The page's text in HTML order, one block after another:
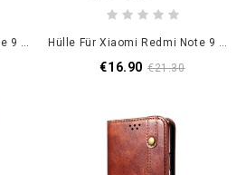
Hülle Für Xiaomi Redmi Note 9 5G / Note 9T 5G Schwarz Superhybrid Hülle Für Xiaomi Redmi Note 9 5G / Note 9T 5G Schwarz Imak Seidig
€16.90 €21.30